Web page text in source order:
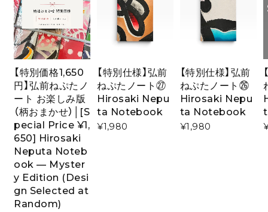
【特別価格1,650
円】弘前ねぷたノ
ート お楽しみ版
（柄おまかせ）│[S
pecial Price ¥1,
650] Hirosaki
Neputa Noteb
ook — Myster
y Edition (Desi
gn Selected at
Random)
【特別仕様】弘前
ねぷたノート㉗
Hirosaki Nepu
ta Notebook
¥1,980
【特別仕様】弘前
ねぷたノート㉖
Hirosaki Nepu
ta Notebook
¥1,980